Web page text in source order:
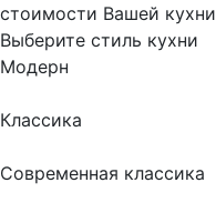
стоимости Вашей кухни
Выберите стиль кухни
Модерн
Классика
Современная классика